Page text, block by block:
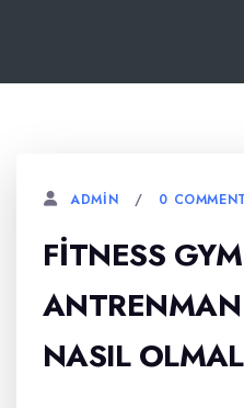
ADMIN 0
FITNESS
NASIL